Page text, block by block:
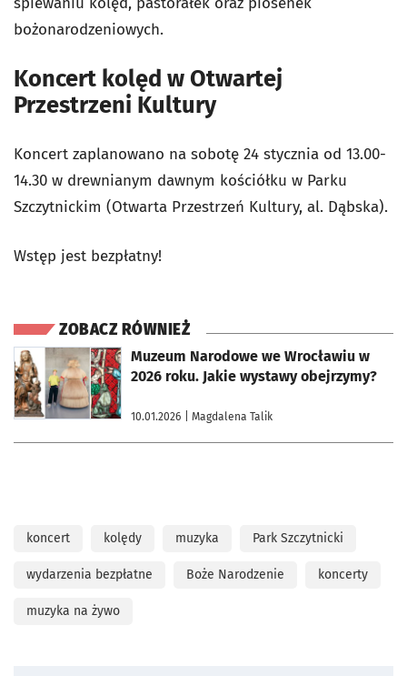
bożonarodzeniowych.
Koncert kolęd w Otwartej
Przestrzeni Kultury
Koncert zaplanowano na sobotę 24 stycznia od 13.00-
14.30 w drewnianym dawnym kościółku w Parku
Szczytnickim (Otwarta Przestrzeń Kultury, al. Dąbska).
Wstęp jest bezpłatny!
ZOBACZ RÓWNIEŻ
Muzeum Narodowe we Wrocławiu w
2026 roku. Jakie wystawy obejrzymy?
10.01.2026 | Magdalena Talik
otworzy się w nowej karcie
koncert kolędy muzyka Park Szczytnicki
wydarzenia bezpłatne Boże Narodzenie koncerty
muzyka na żywo